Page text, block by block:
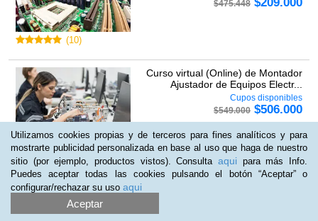
$475.448
(10)
Curso virtual (Online) de Montador
Ajustador de Equipos Electr...
Cupos disponibles
$549.000 $506.000
Curso virtual (Online) de Técnico en
Utilizamos cookies propias y de terceros para fines analíticos y para
mostrarte publicidad personalizada en base al uso que haga de nuestro
sitio (por ejemplo, productos vistos). Consulta aqui para más Info.
Puedes aceptar todas las cookies pulsando el botón “Aceptar” o
configurar/rechazar su uso aqui
Aceptar